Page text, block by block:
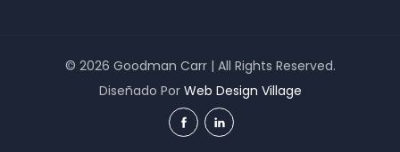
© 2026 Goodman Carr | All Rights Reserved.
Diseñado Por Web Design Village